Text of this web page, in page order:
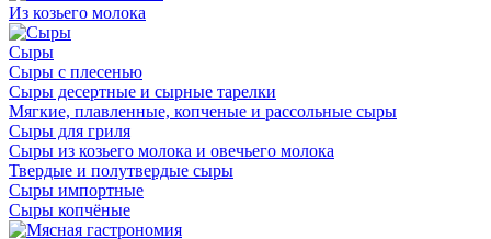
Из козьего молока
Сыры
Сыры с плесенью
Сыры десертные и сырные тарелки
Мягкие, плавленные, копченые и рассольные сыры
Сыры для гриля
Сыры из козьего молока и овечьего молока
Твердые и полутвердые сыры
Сыры импортные
Сыры копчёные